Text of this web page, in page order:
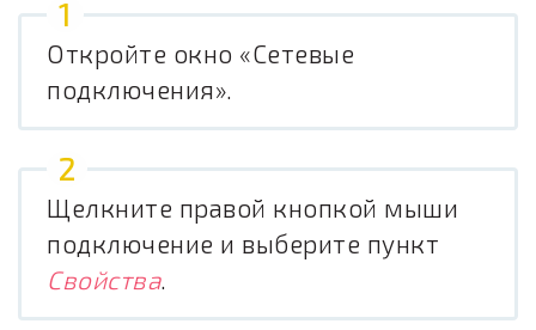
Откройте окно «Сетевые
подключения».
Щелкните правой кнопкой мыши
подключение и выберите пункт
Свойства.